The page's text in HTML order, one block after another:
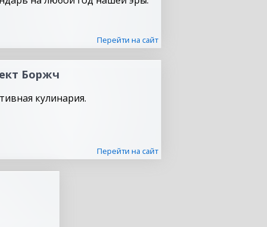
Перейти на сайт
Боржч
кулинария.
Перейти на сайт